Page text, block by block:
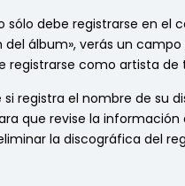
sólo debe registrarse en
álbum», verás un
registrarse como artista
registra el nombre de su
que revise la
la discográfica del